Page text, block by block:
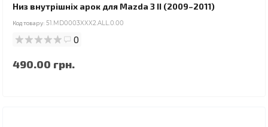
Низ внутрішніх арок для Mazda 3 II (2009–2011)
Код товару: 51.MD0003XXX2.ALL.0.00
0
490.00 грн.